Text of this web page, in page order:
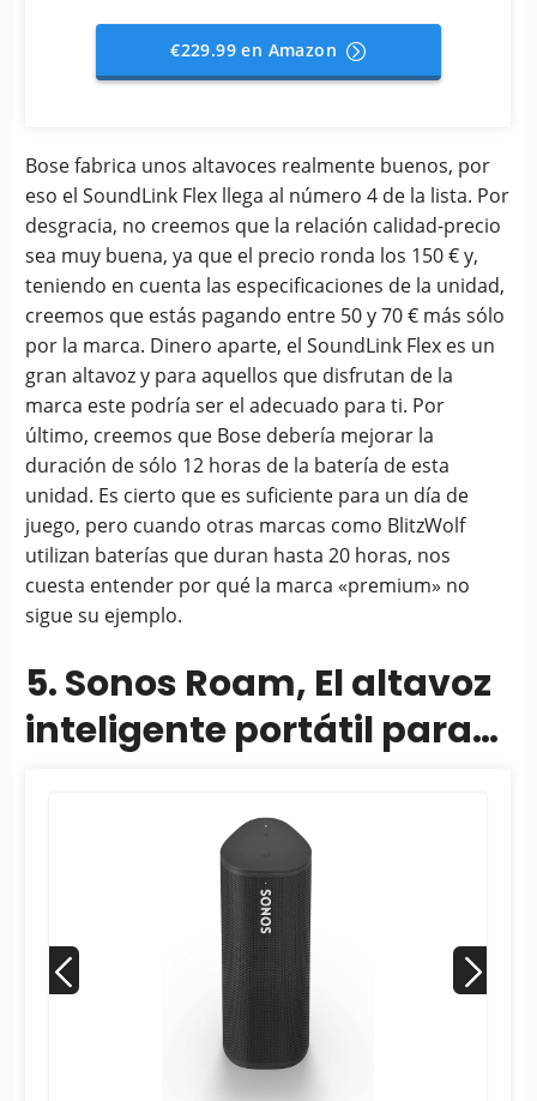
€229.99 en Amazon
Bose fabrica unos altavoces realmente buenos, por
eso el SoundLink Flex llega al número 4 de la lista. Por
desgracia, no creemos que la relación calidad-precio
sea muy buena, ya que el precio ronda los 150 € y,
teniendo en cuenta las especificaciones de la unidad,
creemos que estás pagando entre 50 y 70 € más sólo
por la marca. Dinero aparte, el SoundLink Flex es un
gran altavoz y para aquellos que disfrutan de la
marca este podría ser el adecuado para ti. Por
último, creemos que Bose debería mejorar la
duración de sólo 12 horas de la batería de esta
unidad. Es cierto que es suficiente para un día de
juego, pero cuando otras marcas como BlitzWolf
utilizan baterías que duran hasta 20 horas, nos
cuesta entender por qué la marca «premium» no
sigue su ejemplo.
5. Sonos Roam, El altavoz
inteligente portátil para
escucha (Con.....